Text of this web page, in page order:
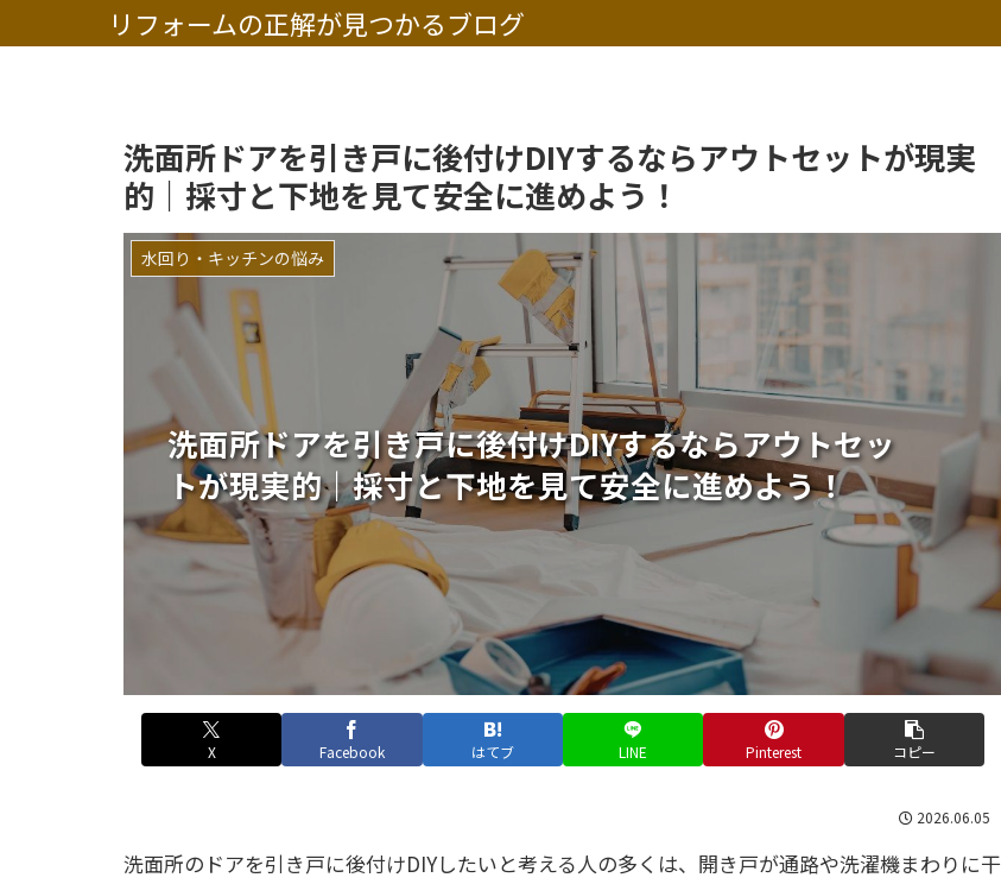
リフォームの正解が見つかるブログ
洗面所ドアを引き戸に後付けDIYするならアウトセットが現実
的｜採寸と下地を見て安全に進めよう！
洗面所ドアを引き戸に後付けDIYするならアウトセッ
トが現実的｜採寸と下地を見て安全に進めよう！
水回り・キッチンの悩み
X Facebook はてブ LINE Pinterest コピー
2026.06.05
洗面所のドアを引き戸に後付けDIYしたいと考える人の多くは、開き戸が通路や洗濯機まわりに干